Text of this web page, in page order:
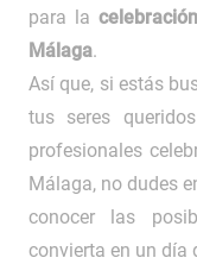
para la
Málaga.
Así que, si estás
tus seres
profesionales
Málaga, no dudes
conocer las
convierta en un día